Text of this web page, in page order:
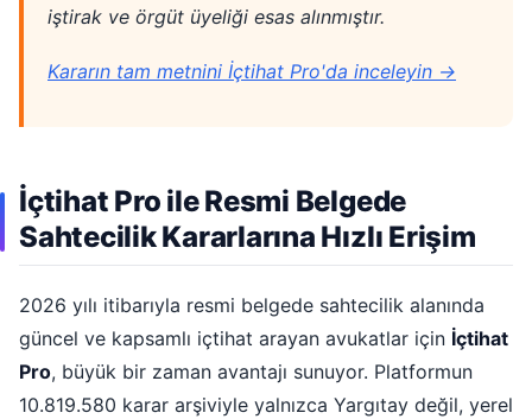
iştirak ve örgüt üyeliği esas alınmıştır.
Kararın tam metnini İçtihat Pro'da inceleyin →
İçtihat Pro ile Resmi Belgede
Sahtecilik Kararlarına Hızlı Erişim
2026 yılı itibarıyla resmi belgede sahtecilik alanında
güncel ve kapsamlı içtihat arayan avukatlar için İçtihat
Pro, büyük bir zaman avantajı sunuyor. Platformun
10.819.580 karar arşiviyle yalnızca Yargıtay değil, yerel